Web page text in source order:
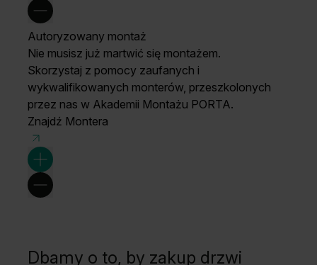
Autoryzowany montaż
Nie musisz już martwić się montażem.
Skorzystaj z pomocy zaufanych i
wykwalifikowanych monterów, przeszkolonych
przez nas w Akademii Montażu PORTA.
Znajdź Montera
Dbamy o to, by zakup drzwi